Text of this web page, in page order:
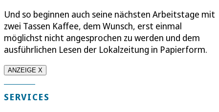
Und so beginnen auch seine nächsten Arbeitstage mit
zwei Tassen Kaffee, dem Wunsch, erst einmal
möglichst nicht angesprochen zu werden und dem
ausführlichen Lesen der Lokalzeitung in Papierform.
ANZEIGE X
SERVICES